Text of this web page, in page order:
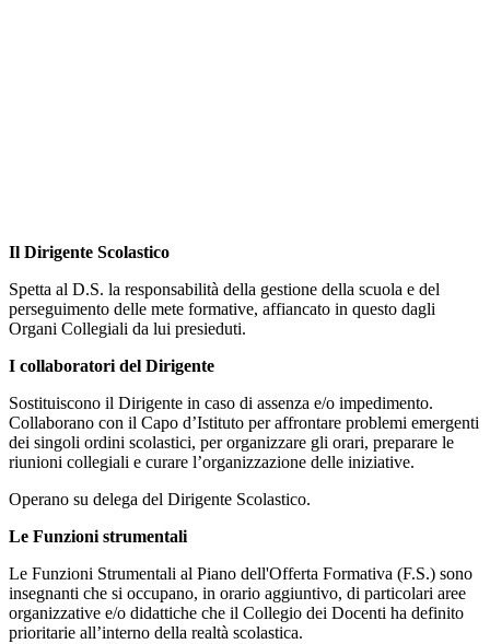
Il Dirigente Scolastico
Spetta al D.S. la responsabilità della gestione della scuola e del
perseguimento delle mete formative, affiancato in questo dagli
Organi Collegiali da lui presieduti.
I collaboratori del Dirigente
Sostituiscono il Dirigente in caso di assenza e/o impedimento.
Collaborano con il Capo d’Istituto per affrontare problemi emergenti
dei singoli ordini scolastici, per organizzare gli orari, preparare le
riunioni collegiali e curare l’organizzazione delle iniziative.
Operano su delega del Dirigente Scolastico.
Le Funzioni strumentali
Le Funzioni Strumentali al Piano dell'Offerta Formativa (F.S.) sono
insegnanti che si occupano, in orario aggiuntivo, di particolari aree
organizzative e/o didattiche che il Collegio dei Docenti ha definito
prioritarie all’interno della realtà scolastica.